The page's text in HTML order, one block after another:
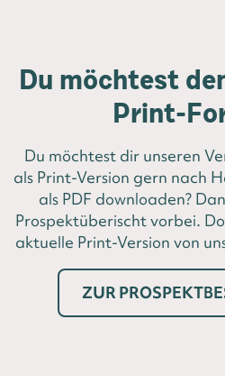
Du möchtest
Print-
Du möchtest dir unseren
als Print-Version gern nach
als PDF downloaden?
Prospektüberischt vorbei.
aktuelle Print-Version von
ZUR